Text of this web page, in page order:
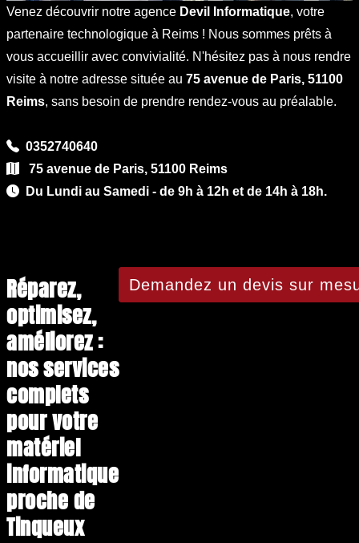
Venez découvrir notre agence Devil Informatique, votre
partenaire technologique à Reims ! Nous sommes prêts à
vous accueillir avec convivialité. N'hésitez pas à nous rendre
visite à notre adresse située au 75 avenue de Paris, 51100
Reims, sans besoin de prendre rendez-vous au préalable.
0352740640
75 avenue de Paris, 51100 Reims
Du Lundi au Samedi - de 9h à 12h et de 14h à 18h.
Réparez,
optimisez,
améliorez :
nos services
complets
pour votre
matériel
informatique
proche de
Tinqueux
Demandez un devis sur